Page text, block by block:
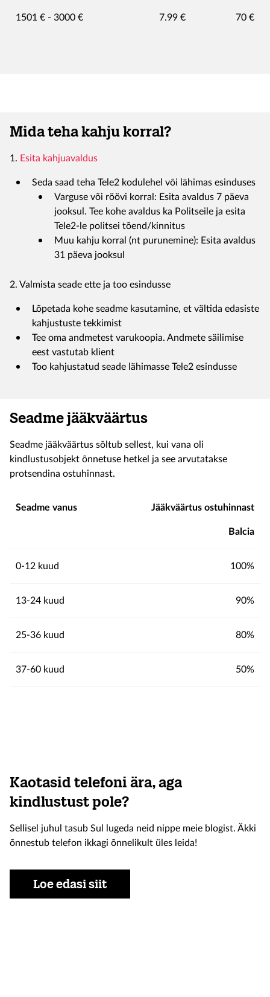
1501 € - 3000 €​ 7.99 €​ 70 €​
Mida teha kahju korral?
1. Esita kahjuavaldus
Seda saad teha Tele2 kodulehel või lähimas esinduses
Varguse või röövi korral: Esita avaldus 7 päeva
jooksul. Tee kohe avaldus ka Politseile ja esita
Tele2-le politsei tõend/kinnitus
Muu kahju korral (nt purunemine): Esita avaldus
31 päeva jooksul
2. Valmista seade ette ja too esindusse
Lõpetada kohe seadme kasutamine, et vältida edasiste
kahjustuste tekkimist
Tee oma andmetest varukoopia. Andmete säilimise
eest vastutab klient
Too kahjustatud seade lähimasse Tele2 esindusse
Seadme jääkväärtus
Seadme jääkväärtus sõltub sellest, kui vana oli
kindlustusobjekt õnnetuse hetkel ja see arvutatakse
protsendina ostuhinnast.
Seadme vanus Jääkväärtus ostuhinnast
Balcia
0-12 kuud 100%
13-24 kuud 90%
25-36 kuud 80%
37-60 kuud 50%
Kaotasid telefoni ära, aga
kindlustust pole?
Sellisel juhul tasub Sul lugeda neid nippe meie blogist. Äkki
õnnestub telefon ikkagi õnnelikult üles leida!
Loe edasi siit